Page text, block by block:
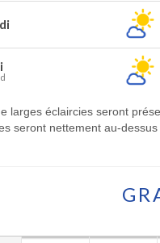
larges éclaircies seront
seront nettement au-